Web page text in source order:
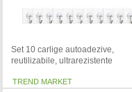
Set 10 carlige autoadezive,
reutilizabile, ultrarezistente
TREND MARKET